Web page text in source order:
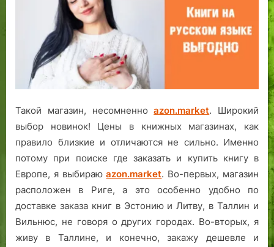
Такой магазин, несомненноazon.market. Широкий
выбор новинок! Цены в книжных магазинах, как
правило близкие и отличаются не сильно. Именно
потому при поиске где заказать и купить книгу в
Европе, я выбираюazon.market. Во-первых, магазин
расположен в Риге, а это особенно удобно по
доставке заказа книг в Эстонию и Литву, в Таллин и
Вильнюс, не говоря о других городах. Во-вторых, я
живу в Таллине, и конечно, закажу дешевле и